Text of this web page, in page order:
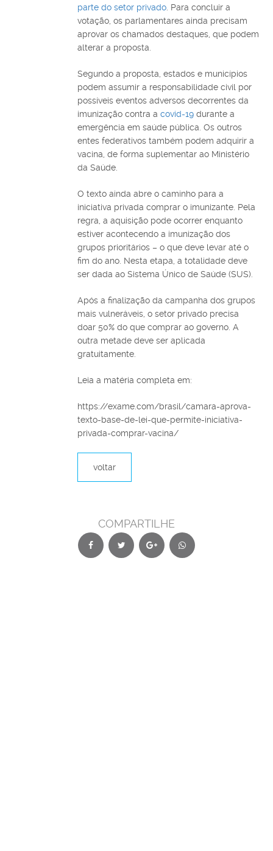
parte do setor privado . Para concluir a
votação, os parlamentares ainda precisam
aprovar os chamados destaques, que podem
alterar a proposta.
Segundo a proposta, estados e municípios
podem assumir a responsabilidade civil por
possíveis eventos adversos decorrentes da
imunização contra acovid-19 durante a
emergência em saúde pública. Os outros
entes federativos também podem adquirir a
vacina, de forma suplementar ao Ministério
da Saúde.
O texto ainda abre o caminho para a
iniciativa privada comprar o imunizante. Pela
regra, a aquisição pode ocorrer enquanto
estiver acontecendo a imunização dos
grupos prioritários – o que deve levar até o
fim do ano. Nesta etapa, a totalidade deve
ser dada ao Sistema Único de Saúde (SUS).
Após a finalização da campanha dos grupos
mais vulneráveis, o setor privado precisa
doar 50% do que comprar ao governo. A
outra metade deve ser aplicada
gratuitamente.
Leia a matéria completa em:
https://exame.com/brasil/camara-aprova-
texto-base-de-lei-que-permite-iniciativa-
privada-comprar-vacina/
voltar
COMPARTILHE